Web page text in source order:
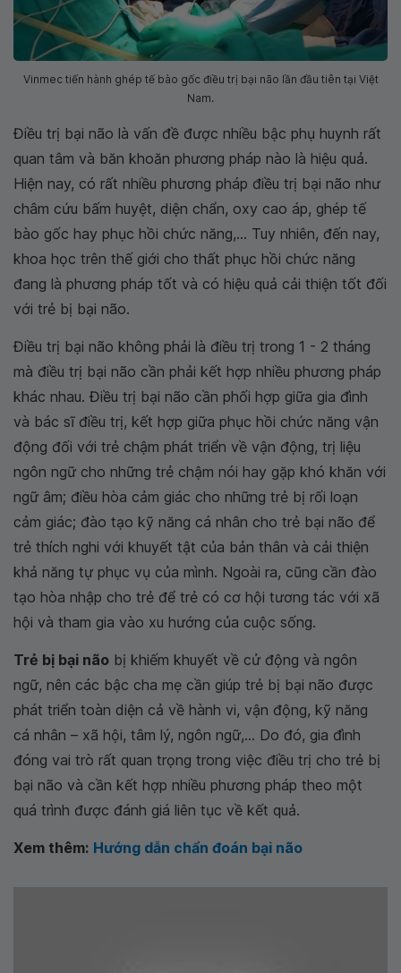
Vinmec tiến hành ghép tế bào gốc điều trị bại não lần đầu tiên tại Việt
Nam.
Điều trị bại não là vấn đề được nhiều bậc phụ huynh rất
quan tâm và băn khoăn phương pháp nào là hiệu quả.
Hiện nay, có rất nhiều phương pháp điều trị bại não như
châm cứu bấm huyệt, diện chẩn, oxy cao áp, ghép tế
bào gốc hay phục hồi chức năng,... Tuy nhiên, đến nay,
khoa học trên thế giới cho thất phục hồi chức năng
đang là phương pháp tốt và có hiệu quả cải thiện tốt đối
với trẻ bị bại não.
Điều trị bại não không phải là điều trị trong 1 - 2 tháng
mà điều trị bại não cần phải kết hợp nhiều phương pháp
khác nhau. Điều trị bại não cần phối hợp giữa gia đình
và bác sĩ điều trị, kết hợp giữa phục hồi chức năng vận
động đối với trẻ chậm phát triển về vận động, trị liệu
ngôn ngữ cho những trẻ chậm nói hay gặp khó khăn với
ngữ âm; điều hòa cảm giác cho những trẻ bị rối loạn
cảm giác; đào tạo kỹ năng cá nhân cho trẻ bại não để
trẻ thích nghi với khuyết tật của bản thân và cải thiện
khả năng tự phục vụ của mình. Ngoài ra, cũng cần đào
tạo hòa nhập cho trẻ để trẻ có cơ hội tương tác với xã
hội và tham gia vào xu hướng của cuộc sống.
Trẻ bị bại não bị khiếm khuyết về cử động và ngôn
ngữ, nên các bậc cha mẹ cần giúp trẻ bị bại não được
phát triển toàn diện cả về hành vi, vận động, kỹ năng
cá nhân – xã hội, tâm lý, ngôn ngữ,... Do đó, gia đình
đóng vai trò rất quan trọng trong việc điều trị cho trẻ bị
bại não và cần kết hợp nhiều phương pháp theo một
quá trình được đánh giá liên tục về kết quả.
Xem thêm: Hướng dẫn chẩn đoán bại não